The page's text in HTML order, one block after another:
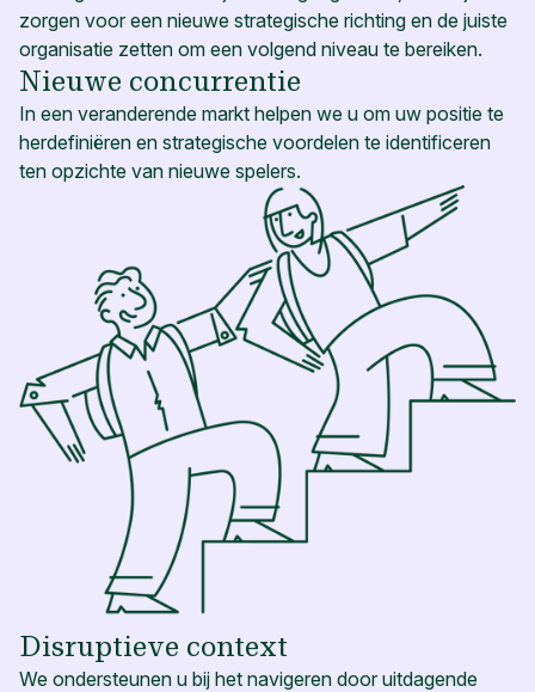
zorgen voor een nieuwe strategische richting en de juiste
organisatie zetten om een volgend niveau te bereiken.
Nieuwe concurrentie
In een veranderende markt helpen we u om uw positie te
herdefiniëren en strategische voordelen te identificeren
ten opzichte van nieuwe spelers.
Disruptieve context
We ondersteunen u bij het navigeren door uitdagende